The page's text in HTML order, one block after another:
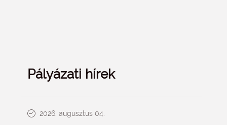
Pályázati hírek
2026. augusztus 04.